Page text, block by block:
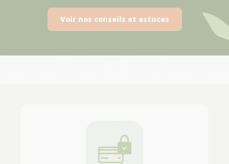
Voir nos conseils et astuces